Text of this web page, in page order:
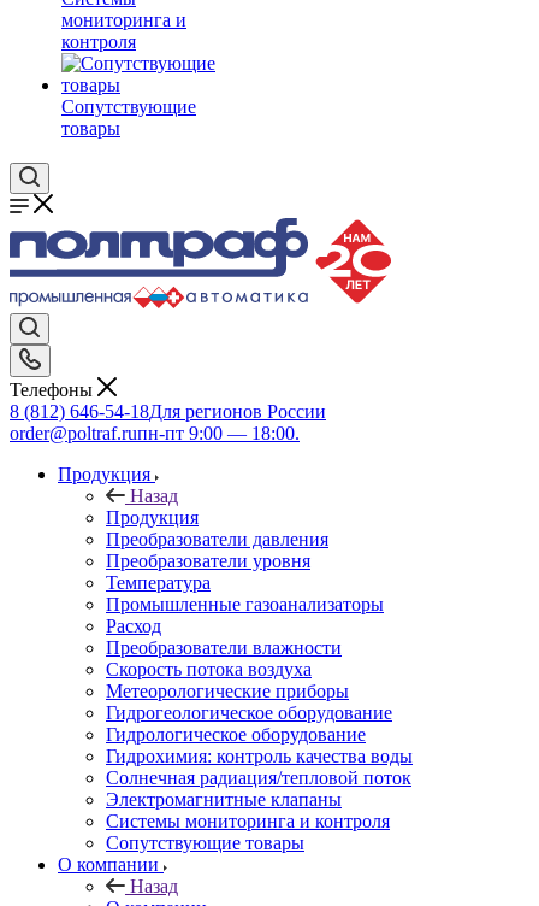
мониторинга и
контроля
Сопутствующие
товары
Телефоны
8 (812) 646-54-18Для регионов России
order@poltraf.ruпн-пт 9:00 — 18:00.
Продукция
Назад
Продукция
Преобразователи давления
Преобразователи уровня
Температура
Промышленные газоанализаторы
Расход
Преобразователи влажности
Скорость потока воздуха
Метеорологические приборы
Гидрогеологическое оборудование
Гидрологическое оборудование
Гидрохимия: контроль качества воды
Солнечная радиация/тепловой поток
Электромагнитные клапаны
Системы мониторинга и контроля
Сопутствующие товары
О компании
Назад